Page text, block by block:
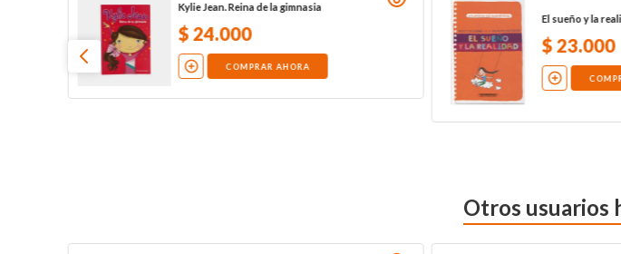
Kylie Jean. Reina de la gimnasia
$24.000
COMPRAR AHORA
El sueño y la
$23.000
Otros usuarios